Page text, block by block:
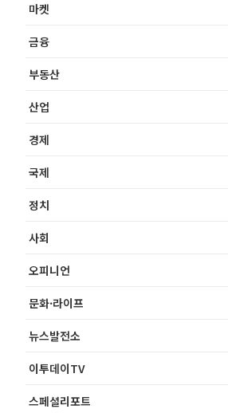
마켓
금융
부동산
산업
경제
국제
정치
사회
오피니언
문화·라이프
뉴스발전소
이투데이TV
스페셜리포트